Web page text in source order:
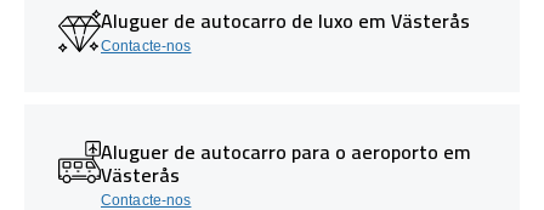
Aluguer de autocarro de luxo em Västerås
Contacte-nos
Aluguer de autocarro para o aeroporto em
Västerås
Contacte-nos